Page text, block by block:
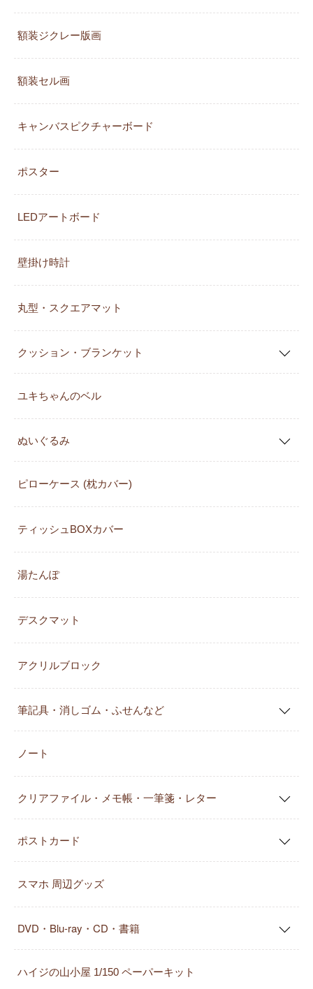
額装ジクレー版画
額装セル画
キャンバスピクチャーボード
ポスター
LEDアートボード
壁掛け時計
丸型・スクエアマット
クッション・ブランケット
ユキちゃんのベル
ぬいぐるみ
ピローケース (枕カバー)
ティッシュBOXカバー
湯たんぽ
デスクマット
アクリルブロック
筆記具・消しゴム・ふせんなど
ノート
クリアファイル・メモ帳・一筆箋・レター
ポストカード
スマホ 周辺グッズ
DVD・Blu-ray・CD・書籍
ハイジの山小屋 1/150 ペーパーキット